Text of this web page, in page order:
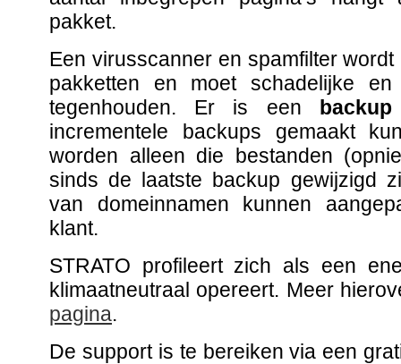
pakket.
Een virusscanner en spamfilter
pakketten en moet schadelijke en
tegenhouden. Er is een
incrementele backups gemaakt
worden alleen die bestanden
sinds de laatste backup gewijzigd
van domeinnamen kunnen
klant.
STRATO profileert zich als een
klimaatneutraal opereert. Meer
pagina.
De support is te bereiken via een